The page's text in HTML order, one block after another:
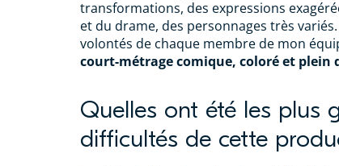
transformations, des expressions
et du drame, des personnages très
volontés de chaque membre de mon
court-métrage comique, coloré et plein
Quelles ont été les plus
difficultés de cette